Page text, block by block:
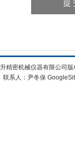
精密机械仪器有限公司
联系人：尹冬保